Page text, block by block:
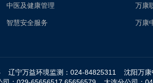
中医及健康管理
智慧安全服务
万康
万康
辽宁万益环境监测：024-84825311 沈阳